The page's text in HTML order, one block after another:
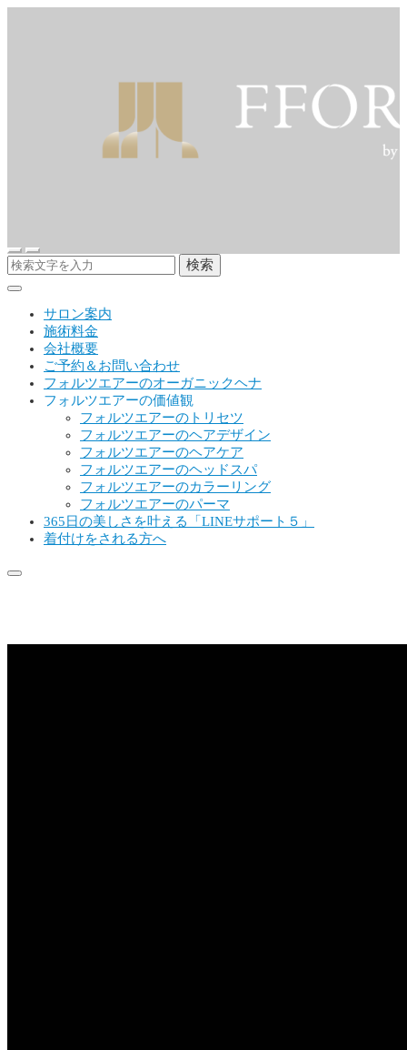
検索
サロン案内
施術料金
会社概要
ご予約＆お問い合わせ
フォルツエアーのオーガニックヘナ
フォルツエアーの価値観
フォルツエアーのトリセツ
フォルツエアーのヘアデザイン
フォルツエアーのヘアケア
フォルツエアーのヘッドスパ
フォルツエアーのカラーリング
フォルツエアーのパーマ
365日の美しさを叶える「LINEサポート５」
着付けをされる方へ